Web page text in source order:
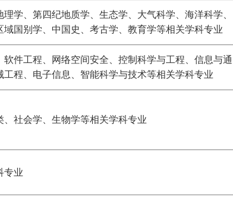
学、第四纪地质学、生态学、大气科学、海洋科学、
国别学、中国史、考古学、教育学等相关学科专业
件工程、网络空间安全、控制科学与工程、信息与通
程、电子信息、智能科学与技术等相关学科专业
社会学、生物学等相关学科专业
专业